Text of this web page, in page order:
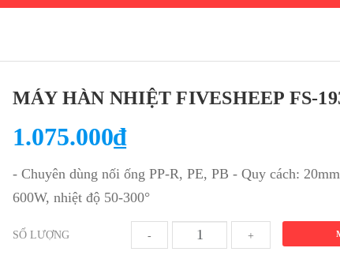
MÁY HÀN NHIỆT FIVESHEEP FS-
1.075.000₫
- Chuyên dùng nối ống PP-R, PE, PB - Quy cách:
600W, nhiệt độ 50-300°
SỐ LƯỢNG - +